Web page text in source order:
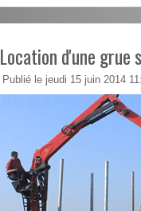
Location d'une
Publié le jeudi 15 juin 2014